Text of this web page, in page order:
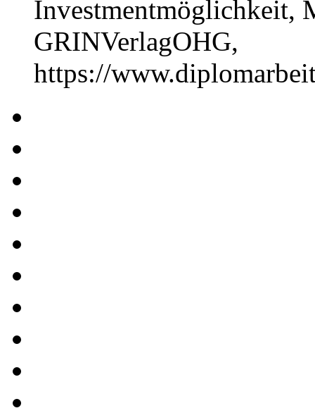
Investmentmöglichkeit,
GRINVerlagOHG,
https://